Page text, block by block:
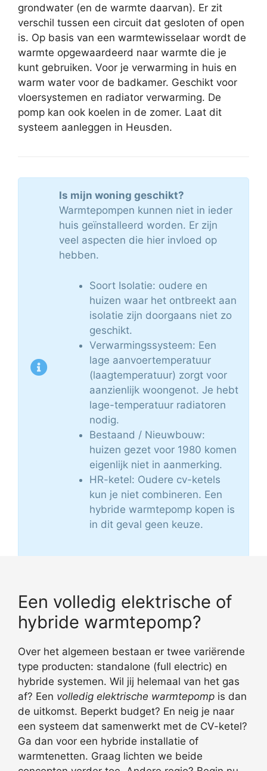
grondwater (en de warmte daarvan). Er zit
verschil tussen een circuit dat gesloten of open
is. Op basis van een warmtewisselaar wordt de
warmte opgewaardeerd naar warmte die je
kunt gebruiken. Voor je verwarming in huis en
warm water voor de badkamer. Geschikt voor
vloersystemen en radiator verwarming. De
pomp kan ook koelen in de zomer. Laat dit
systeem aanleggen in Heusden.
Is mijn woning geschikt?
Warmtepompen kunnen niet in ieder
huis geïnstalleerd worden. Er zijn
veel aspecten die hier invloed op
hebben.
Soort Isolatie: oudere en
huizen waar het ontbreekt aan
isolatie zijn doorgaans niet zo
geschikt.
Verwarmingssysteem: Een
lage aanvoertemperatuur
(laagtemperatuur) zorgt voor
aanzienlijk woongenot. Je hebt
lage-temperatuur radiatoren
nodig.
Bestaand / Nieuwbouw:
huizen gezet voor 1980 komen
eigenlijk niet in aanmerking.
HR-ketel: Oudere cv-ketels
kun je niet combineren. Een
hybride warmtepomp kopen is
in dit geval geen keuze.
Een volledig elektrische of
hybride warmtepomp?
Over het algemeen bestaan er twee variërende
type producten: standalone (full electric) en
hybride systemen. Wil jij helemaal van het gas
af? Een volledig elektrische warmtepomp is dan
de uitkomst. Beperkt budget? En neig je naar
een systeem dat samenwerkt met de CV-ketel?
Ga dan voor een hybride installatie of
warmtenetten. Graag lichten we beide